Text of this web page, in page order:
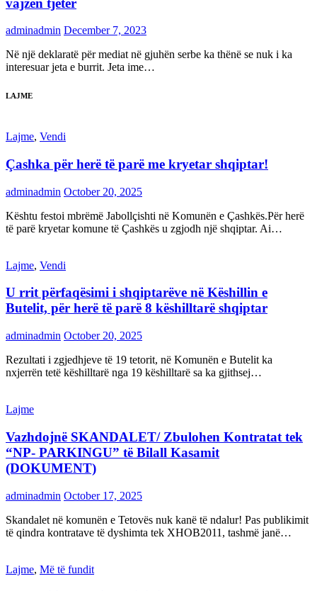
adminadmin December 7, 2023
Në një deklaratë për mediat në gjuhën serbe ka thënë se nuk i ka
interesuar jeta e burrit. Jeta ime…
LAJME
Lajme, Vendi
Çashka për herë të parë me kryetar shqiptar!
adminadmin October 20, 2025
Kështu festoi mbrëmë Jabollçishti në Komunën e Çashkës.Për herë
të parë kryetar komune të Çashkës u zgjodh një shqiptar. Ai…
Lajme, Vendi
U rrit përfaqësimi i shqiptarëve në Këshillin e
Butelit, për herë të parë 8 këshilltarë shqiptar
adminadmin October 20, 2025
Rezultati i zgjedhjeve të 19 tetorit, në Komunën e Butelit ka
nxjerrën tetë këshilltarë nga 19 këshilltarë sa ka gjithsej…
Lajme
Vazhdojnë SKANDALET/ Zbulohen Kontratat tek
“NP- PARKINGU” të Bilall Kasamit
(DOKUMENT)
adminadmin October 17, 2025
Skandalet në komunën e Tetovës nuk kanë të ndalur! Pas publikimit
të qindra kontratave të dyshimta tek XHOB2011, tashmë janë…
Lajme, Më të fundit